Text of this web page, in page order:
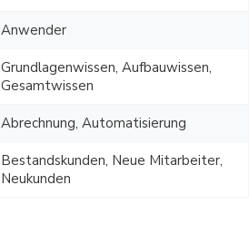
Anwender
Grundlagenwissen, Aufbauwissen,
Gesamtwissen
Abrechnung, Automatisierung
Bestandskunden, Neue Mitarbeiter,
Neukunden